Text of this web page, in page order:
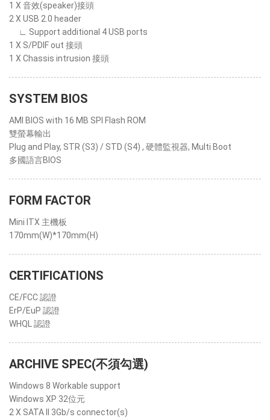
1 X 音效(speaker)接頭
2 X USB 2.0 header
∟ Support additional 4 USB ports
1 X S/PDIF out 接頭
1 X Chassis intrusion 接頭
SYSTEM BIOS
AMI BIOS with 16 MB SPI Flash ROM
雙螢幕輸出
Plug and Play, STR (S3) / STD (S4) , 硬體監視器, Multi Boot
多國語言BIOS
FORM FACTOR
Mini ITX 主機板
170mm(W)*170mm(H)
CERTIFICATIONS
CE/FCC 認證
ErP/EuP 認證
WHQL 認證
ARCHIVE SPEC(不須勾選)
Windows 8 Workable support
Windows XP 32位元
2 X SATA II 3Gb/s connector(s)